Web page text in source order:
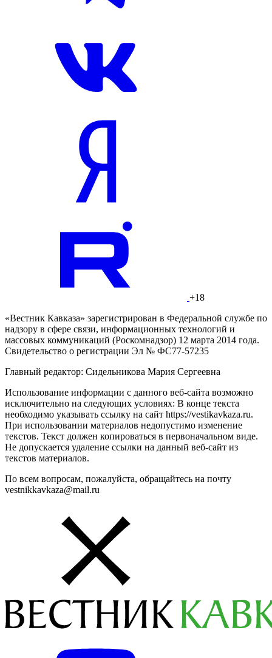
+18
«Вестник Кавказа» зарегистрирован в Федеральной службе по
надзору в сфере связи, информационных технологий и
массовых коммуникаций (Роскомнадзор) 12 марта 2014 года.
Свидетельство о регистрации Эл № ФС77-57235
Главный редактор: Сидельникова Мария Сергеевна
Использование информации с данного веб-сайта возможно
исключительно на следующих условиях: В конце текста
необходимо указывать ссылку на сайт https://vestikavkaza.ru.
При использовании материалов недопустимо изменение
текстов. Текст должен копироваться в первоначальном виде.
Не допускается удаление ссылки на данный веб-сайт из
текстов материалов.
По всем вопросам, пожалуйста, обращайтесь на почту
vestnikkavkaza@mail.ru